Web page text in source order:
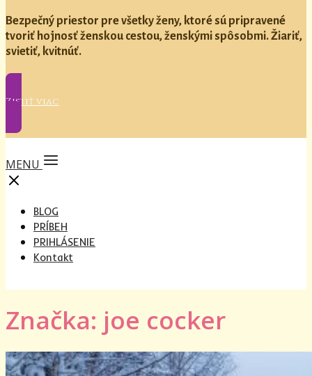
Bezpečný priestor pre všetky ženy, ktoré sú pripravené
tvoriť hojnosť ženskou cestou, ženskými spôsobmi. Žiariť,
svietiť, kvitnúť.
Zistiť viac
MENU
BLOG
PRÍBEH
PRIHLÁSENIE
Kontakt
Značka: joe cocker